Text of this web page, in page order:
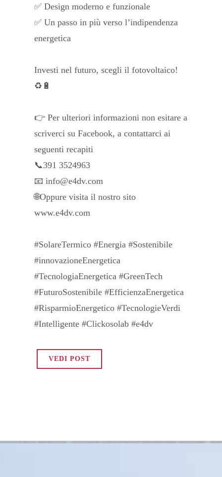
✅ Design moderno e funzionale
✅ Un passo in più verso l’indipendenza
energetica
Investi nel futuro, scegli il fotovoltaico!
♻️🔋
👉 Per ulteriori informazioni non esitare a
scriverci su Facebook, a contattarci ai
seguenti recapiti
📞391 3524963
📧 info@e4dv.com
🌐Oppure visita il nostro sito
www.e4dv.com
#SolareTermico #Energia #Sostenibile
#innovazioneEnergetica
#TecnologiaEnergetica #GreenTech
#FuturoSostenibile #EfficienzaEnergetica
#RisparmioEnergetico #TecnologieVerdi
#Intelligente #Clickosolab #e4dv
VEDI POST